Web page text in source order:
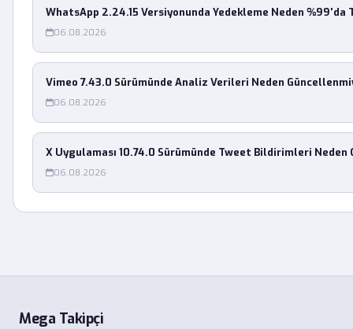
WhatsApp 2.24.15 Versiyonunda Yedekleme Neden %99'da
06.08.2026
Vimeo 7.43.0 Sürümünde Analiz Verileri Neden
06.08.2026
X Uygulaması 10.74.0 Sürümünde Tweet Bildirimleri Neden
06.08.2026
Mega Takipçi